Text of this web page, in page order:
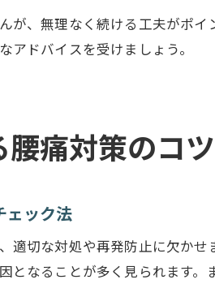
が、無理なく続ける工夫がポ
アドバイスを受けましょう。
痛対策のコツ
ェック法
適切な対処や再発防止に欠か
となることが多く見られます